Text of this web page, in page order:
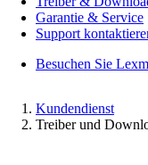
Garantie & Service
Support
Besuchen Sie
Kundendienst
Treiber und